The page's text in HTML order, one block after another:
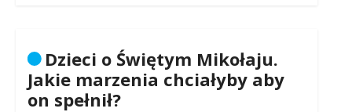
Dzieci o Świętym Mikołaju.
Jakie marzenia chciałyby aby
on spełnił?